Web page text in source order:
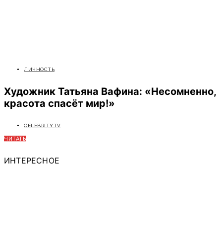
ЛИЧНОСТЬ
Художник Татьяна Вафина: «Несомненно,
красота спасёт мир!»
CELEBRITYTV
ЧИТАТЬ
ИНТЕРЕСНОЕ